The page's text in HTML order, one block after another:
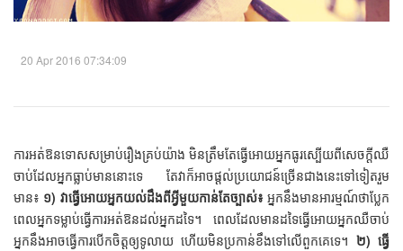
20 Apr 2016 07:34:09
ការអត់ឱនទោសសម្រាប់រឿងគ្រប់យ៉ាង មិនត្រឹមតែធ្វើអោយអ្នកធូរស្បើយពីសេចក្ដីឈឺ
ចាប់ដែលអ្នកធ្លាប់មាននោះទេ តែវាក៏អាចផ្ដល់ប្រយោជន៍ច្រើនជាងនេះទៅទៀតរួម
មាន៖ ១) វាធ្វើអោយអ្នកយល់ដឹងពីអ្វីមួយកាន់តែច្បាស់៖អ្នកនឹងមានអារម្មណ៍ថាប្លែក
ពេលអ្នកទម្លាប់ធ្វើការអត់ឱនដល់អ្នកដទៃ។ ពេលដែលមានដទៃធ្វើអោយអ្នកឈឺចាប់
អ្នកនឹងអាចធ្វើការបើកចិត្តឲ្យទូលាយ ហើយមិនប្រកាន់ខឹងទៅលើពួកគេទេ។ ២) ធ្វើ